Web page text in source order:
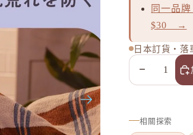
同一品
$30 →
日本訂貨・落
減少數量 增
相關探索